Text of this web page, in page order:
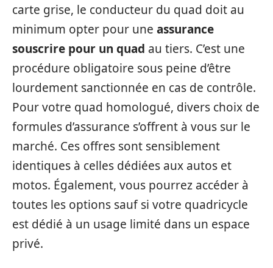
carte grise, le conducteur du quad doit au
minimum opter pour une assurance
souscrire pour un quad au tiers. C’est une
procédure obligatoire sous peine d’être
lourdement sanctionnée en cas de contrôle.
Pour votre quad homologué, divers choix de
formules d’assurance s’offrent à vous sur le
marché. Ces offres sont sensiblement
identiques à celles dédiées aux autos et
motos. Également, vous pourrez accéder à
toutes les options sauf si votre quadricycle
est dédié à un usage limité dans un espace
privé.